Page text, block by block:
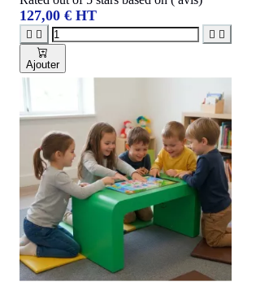
127,00 € HT
   
Ajouter